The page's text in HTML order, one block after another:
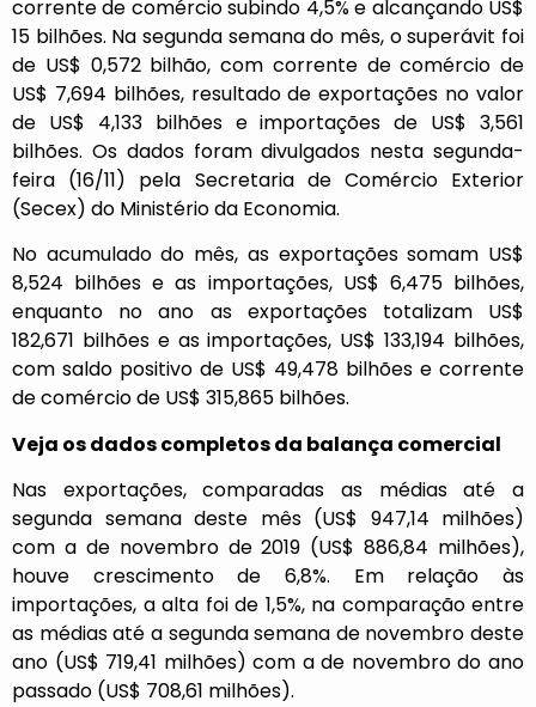
corrente de comércio subindo 4,5% e alcançando US$
15 bilhões. Na segunda semana do mês, o superávit foi
de US$ 0,572 bilhão, com corrente de comércio de
US$ 7,694 bilhões, resultado de exportações no valor
de US$ 4,133 bilhões e importações de US$ 3,561
bilhões. Os dados foram divulgados nesta segunda-
feira (16/11) pela Secretaria de Comércio Exterior
(Secex) do Ministério da Economia.
No acumulado do mês, as exportações somam US$
8,524 bilhões e as importações, US$ 6,475 bilhões,
enquanto no ano as exportações totalizam US$
182,671 bilhões e as importações, US$ 133,194 bilhões,
com saldo positivo de US$ 49,478 bilhões e corrente
de comércio de US$ 315,865 bilhões.
Veja os dados completos da balança comercial
Nas exportações, comparadas as médias até a
segunda semana deste mês (US$ 947,14 milhões)
com a de novembro de 2019 (US$ 886,84 milhões),
houve crescimento de 6,8%. Em relação às
importações, a alta foi de 1,5%, na comparação entre
as médias até a segunda semana de novembro deste
ano (US$ 719,41 milhões) com a de novembro do ano
passado (US$ 708,61 milhões).